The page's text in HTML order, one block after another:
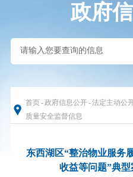
政府
首页-政府信息公开-法定主动公
质量安全监督信息
东西湖区“整治物业服务
收益等问题”典型